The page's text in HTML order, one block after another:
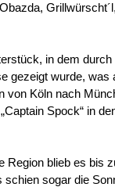
in dem
gezeigt wurde,
von Köln nach
Spock“ in
blieb es bis
sogar die